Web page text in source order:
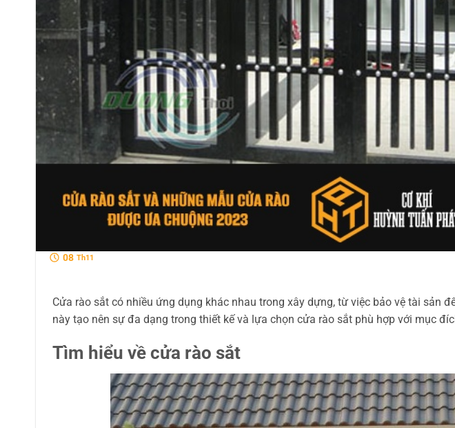
08 Th11
Cửa rào sắt có nhiều ứng dụng khác nhau trong xây dựng, từ việc bảo vệ tài sản
này tạo nên sự đa dạng trong thiết kế và lựa chọn cửa rào sắt phù hợp với mục
Tìm hiểu về cửa rào sắt